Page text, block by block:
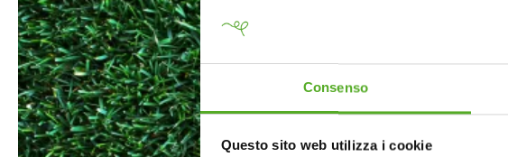
Consenso
Questo sito web utilizza i cookie